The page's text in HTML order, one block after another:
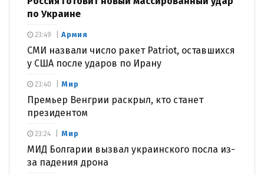
по Украине
Армия
СМИ назвали число ракет Patriot, оставшихся
у США после ударов по Ирану
23:49
Мир
Премьер Венгрии раскрыл, кто станет
президентом
23:40
Мир
МИД Болгарии вызвал украинского посла из-
за падения дрона
23:24